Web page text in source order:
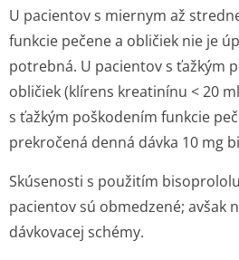
U pacientov s miernym až
funkcie pečene a obličiek nie je
potrebná. U pacientov s ťažkým
obličiek (klírens kreatinínu < 20
s ťažkým poškodením funkcie
prekročená denná dávka 10 mg
Skúsenosti s použitím
pacientov sú obmedzené; avšak
dávkovacej schémy.